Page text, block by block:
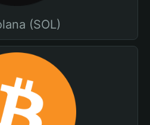
(SOL)